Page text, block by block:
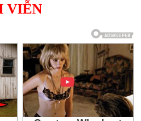
VIỄN